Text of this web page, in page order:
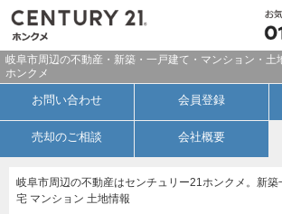
岐阜市周辺の不動産・新築・一戸建て・マンション・土
ホンクメ
お問い合わせ 会員登録
売却のご相談 会社概要
岐阜市周辺の不動産はセンチュリー21ホンクメ。新
宅 マンション 土地情報